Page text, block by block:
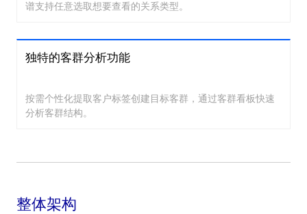
谱支持任意选取想要查看的关系类型。
独特的客群分析功能
按需个性化提取客户标签创建目标客群，通过客群看板快速
分析客群结构。
整体架构